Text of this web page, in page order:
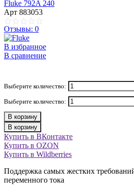
Арт 883053
Отзывы: 0
В избранное
В сравнение
Выберите количество:
Выберите количество:
В корзину
В корзину
Купить в ВКонтакте
Купить в OZON
Купить в Wildberries
Поддержка самых жестких
переменного тока